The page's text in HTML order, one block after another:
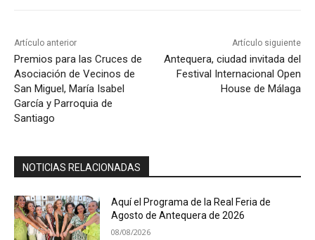
Artículo anterior
Premios para las Cruces de
Asociación de Vecinos de
San Miguel, María Isabel
García y Parroquia de
Santiago
Artículo siguiente
Antequera, ciudad invitada del
Festival Internacional Open
House de Málaga
NOTICIAS RELACIONADAS
Aquí el Programa de la Real Feria de
Agosto de Antequera de 2026
08/08/2026